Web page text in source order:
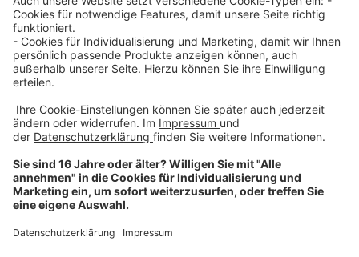
Über uns
Dehner Unternehmen
Jobs bei Dehner